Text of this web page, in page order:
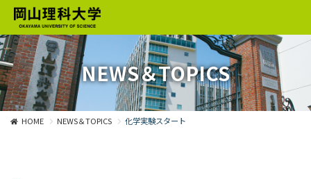
NEWS＆TOPICS
HOME NEWS＆TOPICS 化学実験スタート